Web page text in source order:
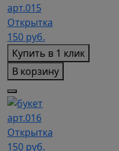
арт.015
Открытка
150 руб.
Купить в 1 клик
В корзину
арт.016
Открытка
150 руб.